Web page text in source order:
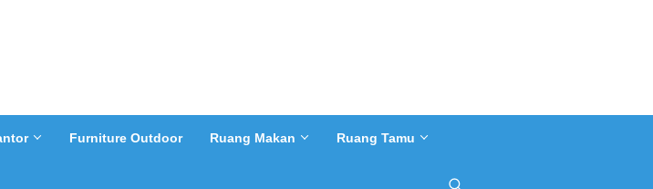
Furniture Outdoor Ruang Makan Ruang Tamu